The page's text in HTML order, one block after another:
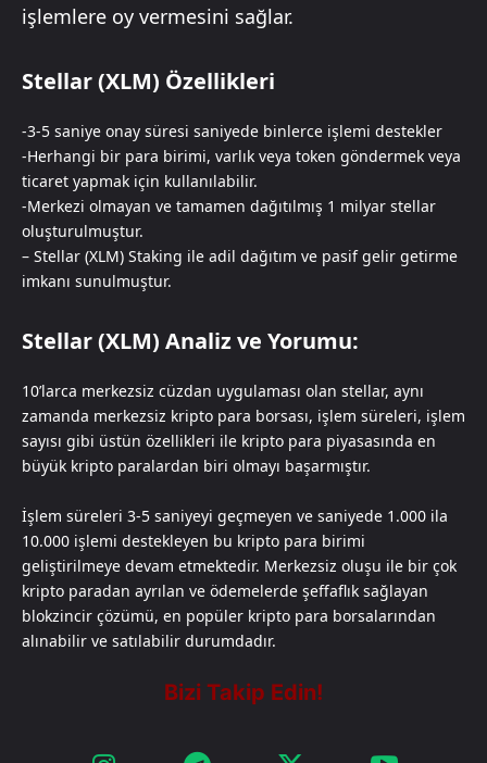
işlemlere oy vermesini sağlar.
Stellar (XLM) Özellikleri
-3-5 saniye onay süresi saniyede binlerce işlemi destekler
-Herhangi bir para birimi, varlık veya token göndermek veya
ticaret yapmak için kullanılabilir.
-Merkezi olmayan ve tamamen dağıtılmış 1 milyar stellar
oluşturulmuştur.
– Stellar (XLM) Staking ile adil dağıtım ve pasif gelir getirme
imkanı sunulmuştur.
Stellar (XLM) Analiz ve Yorumu:
10’larca merkezsiz cüzdan uygulaması olan stellar, aynı
zamanda merkezsiz kripto para borsası, işlem süreleri, işlem
sayısı gibi üstün özellikleri ile kripto para piyasasında en
büyük kripto paralardan biri olmayı başarmıştır.
İşlem süreleri 3-5 saniyeyi geçmeyen ve saniyede 1.000 ila
10.000 işlemi destekleyen bu kripto para birimi
geliştirilmeye devam etmektedir. Merkezsiz oluşu ile bir çok
kripto paradan ayrılan ve ödemelerde şeffaflık sağlayan
blokzincir çözümü, en popüler kripto para borsalarından
alınabilir ve satılabilir durumdadır.